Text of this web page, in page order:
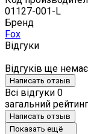
01127-001-L
Бренд
Fox
Відгуки
Відгуків ще
Написать отзыв
Всі відгуки 0
загальний рейтинг
Написать отзыв
Показать ещё